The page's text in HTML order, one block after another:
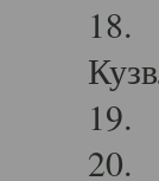
18.
19.
20.